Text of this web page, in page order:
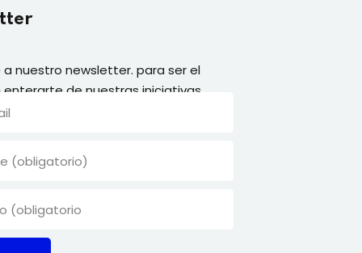
nuestro newsletter. para ser el
enterarte de nuestras iniciativas.